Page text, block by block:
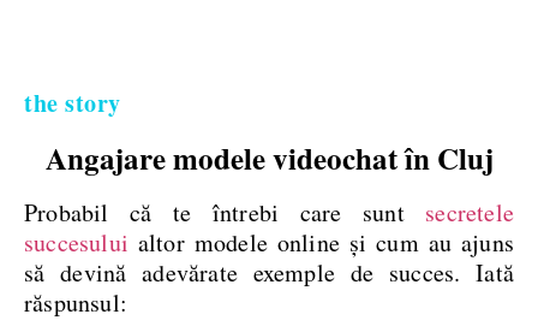
the story
Angajare modele videochat în Cluj
Probabil că te întrebi care sunt secretele
succesului altor modele online și cum au ajuns
să devină adevărate exemple de succes. Iată
răspunsul: